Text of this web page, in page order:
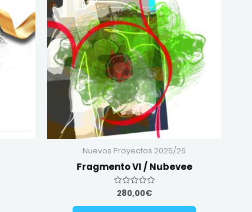
Nuevos Proyectos 2025/26
Fragmento VI / Nubevee
Valorado
en
0
280,00€